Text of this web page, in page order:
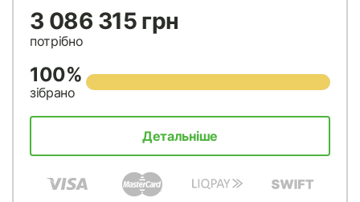
3 086 315 грн
потрібно
100%
зібрано
Детальніше